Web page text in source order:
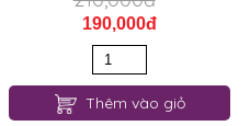
190,000đ
Thêm vào giỏ